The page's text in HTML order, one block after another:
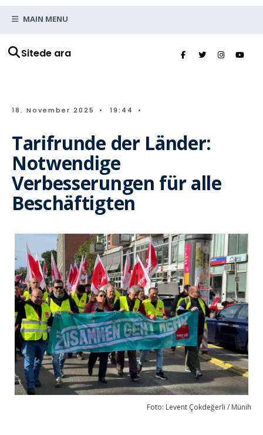
Sitede ara
MAIN MENU
18. November 2025 • 19:44 •
Tarifrunde der Länder:
Notwendige
Verbesserungen für alle
Beschäftigten
Foto: Levent Çokdeğerli / Münih